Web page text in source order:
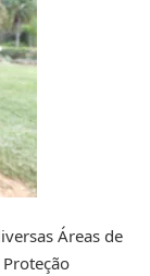
Áreas de